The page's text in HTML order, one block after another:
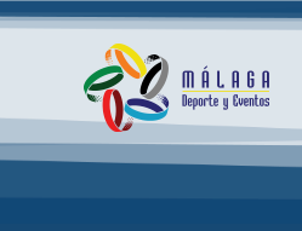
Saltar
INICIO